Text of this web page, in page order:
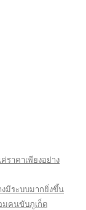
ราคาเพียงอย่าง
มีระบบมากยิ่งขึ้น
มคนขับภูเก็ต